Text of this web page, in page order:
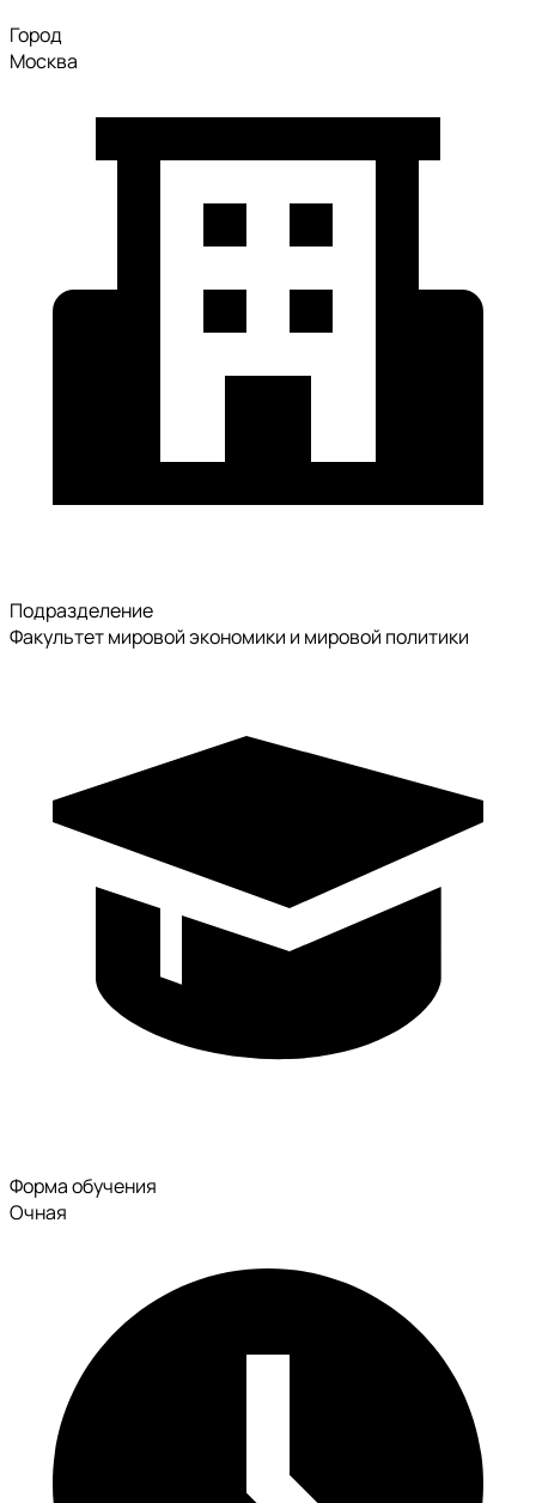
Город
Москва
Подразделение
Факультет мировой экономики и мировой политики
Форма обучения
Очная